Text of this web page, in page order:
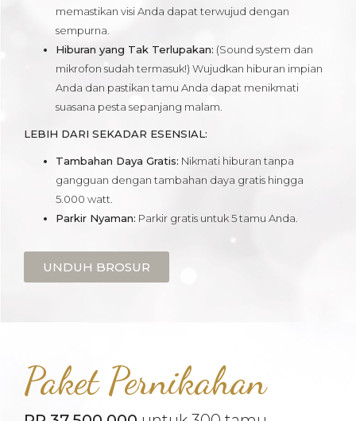
memastikan visi Anda dapat terwujud dengan
sempurna.
Hiburan yang Tak Terlupakan: (Sound system dan
mikrofon sudah termasuk!) Wujudkan hiburan impian
Anda dan pastikan tamu Anda dapat menikmati
suasana pesta sepanjang malam.
LEBIH DARI SEKADAR ESENSIAL:
Tambahan Daya Gratis: Nikmati hiburan tanpa
gangguan dengan tambahan daya gratis hingga
5.000 watt.
Parkir Nyaman: Parkir gratis untuk 5 tamu Anda.
UNDUH BROSUR
Paket Pernikahan